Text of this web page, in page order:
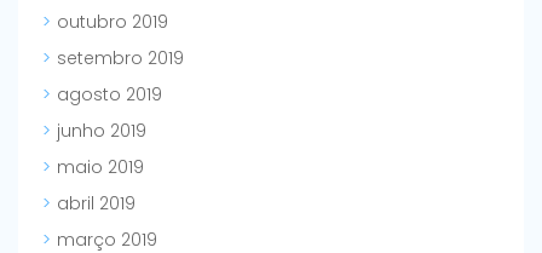
outubro 2019
setembro 2019
agosto 2019
junho 2019
maio 2019
abril 2019
março 2019